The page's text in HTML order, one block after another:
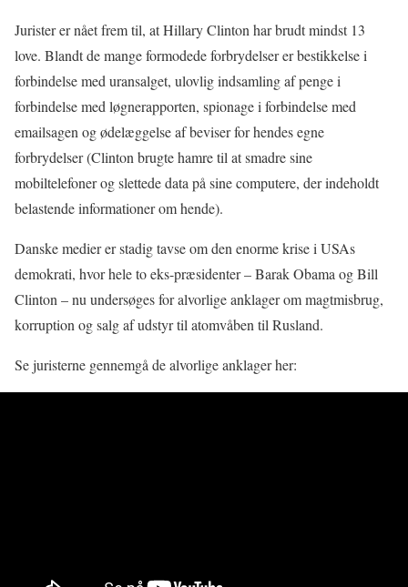
Jurister er nået frem til, at Hillary Clinton har brudt mindst 13
love. Blandt de mange formodede forbrydelser er bestikkelse i
forbindelse med uransalget, ulovlig indsamling af penge i
forbindelse med løgnerapporten, spionage i forbindelse med
emailsagen og ødelæggelse af beviser for hendes egne
forbrydelser (Clinton brugte hamre til at smadre sine
mobiltelefoner og slettede data på sine computere, der indeholdt
belastende informationer om hende).
Danske medier er stadig tavse om den enorme krise i USAs
demokrati, hvor hele to eks-præsidenter – Barak Obama og Bill
Clinton – nu undersøges for alvorlige anklager om magtmisbrug,
korruption og salg af udstyr til atomvåben til Rusland.
Se juristerne gennemgå de alvorlige anklager her: